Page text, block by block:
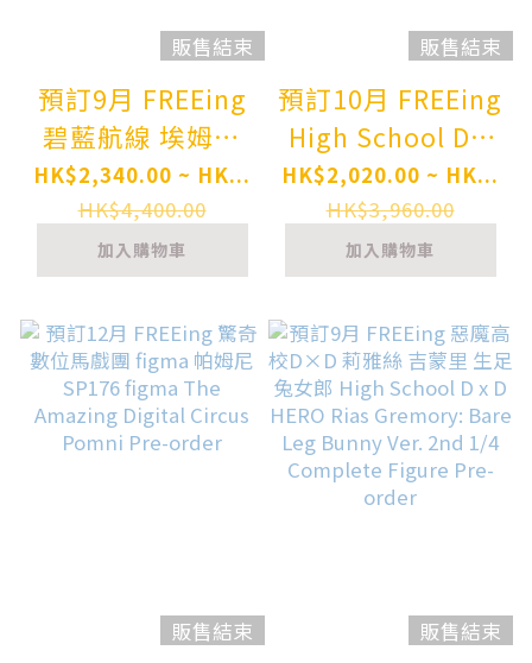
販售結束
預訂9月 FREEing
碧藍航線 埃姆登
兔女郎Ver. B-
style Azur Lane
Emden Bunny
Ver. Complete
Figure Pre-order
HK$2,340.00 ~ HK...
HK$4,400.00
加入購物車
販售結束
預訂10月 FREEing
High School D x
D HERO 惡魔高校
D×D 姫島朱乃 生
足兔女郎 Akeno
Himejima: Bare
Leg Bunny Ver.
2nd 1/4
Complete Figure
Pre-order
HK$2,020.00 ~ HK...
HK$3,960.00
加入購物車
販售結束 販售結束